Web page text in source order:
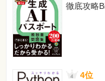
徹底攻略
4位